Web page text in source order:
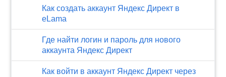
Как создать аккаунт Яндекс Директ в
eLama
Где найти логин и пароль для нового
аккаунта Яндекс Директ
Как войти в аккаунт Яндекс Директ через